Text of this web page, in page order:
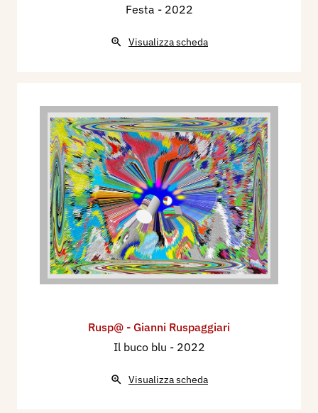
Festa - 2022
Visualizza scheda
Rusp@ - Gianni Ruspaggiari
Il buco blu - 2022
Visualizza scheda